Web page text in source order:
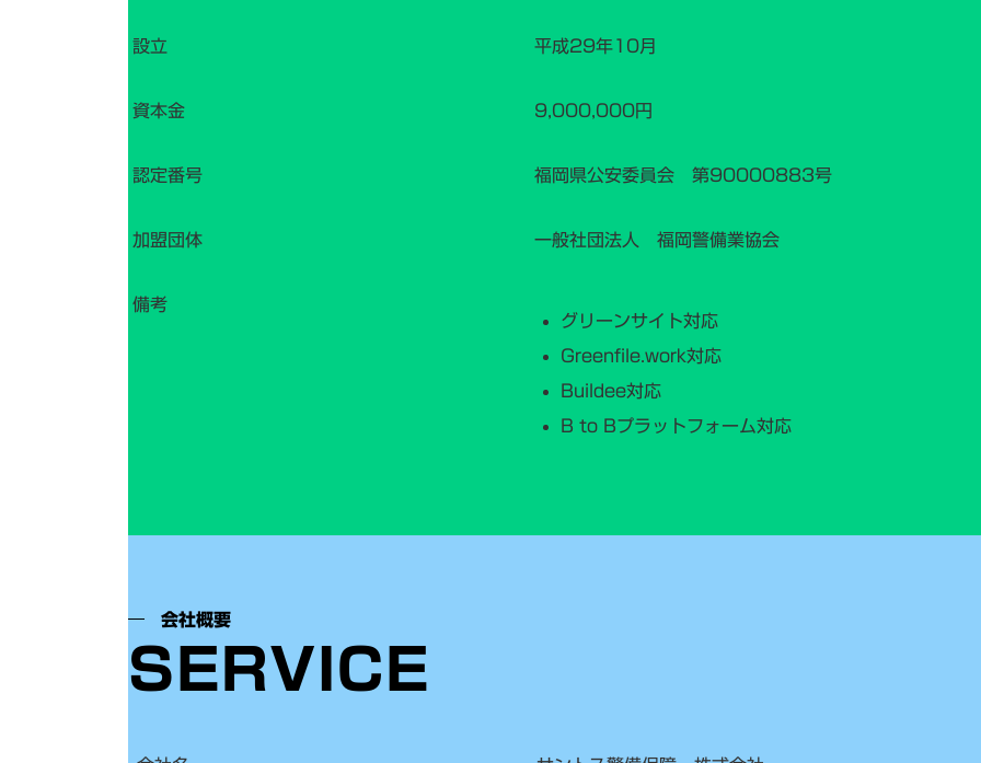
設立 平成29年10月
資本金 9,000,000円
認定番号 福岡県公安委員会 第90000883号
加盟団体 一般社団法人 福岡警備業協会
備考
グリーンサイト対応
Greenfile.work対応
Buildee対応
B to Bプラットフォーム対応
会社概要
SERVICE